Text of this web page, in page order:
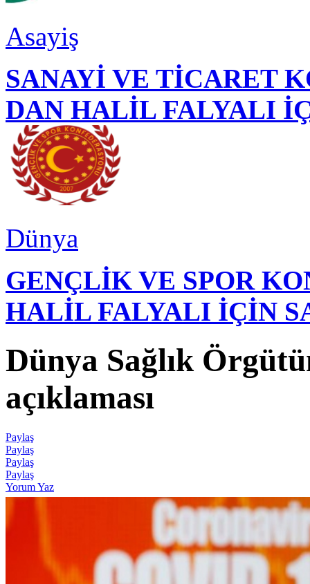
Asayiş
SANAYİ VE TİCARET
DAN HALİL FALYALI
Dünya
GENÇLİK VE SPOR
HALİL FALYALI İÇİN
Dünya Sağlık
açıklaması
Paylaş
Paylaş
Paylaş
Paylaş
Yorum Yaz